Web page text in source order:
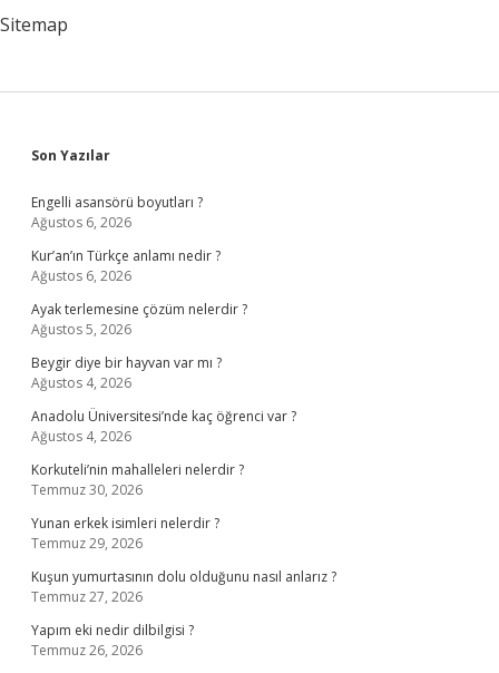
Sitemap
Sidebar
Son Yazılar
Engelli asansörü boyutları ?
Ağustos 6, 2026
Kur’an’ın Türkçe anlamı nedir ?
Ağustos 6, 2026
Ayak terlemesine çözüm nelerdir ?
Ağustos 5, 2026
Beygir diye bir hayvan var mı ?
Ağustos 4, 2026
Anadolu Üniversitesi’nde kaç öğrenci var ?
Ağustos 4, 2026
Korkuteli’nin mahalleleri nelerdir ?
Temmuz 30, 2026
Yunan erkek isimleri nelerdir ?
Temmuz 29, 2026
Kuşun yumurtasının dolu olduğunu nasıl anlarız ?
Temmuz 27, 2026
Yapım eki nedir dilbilgisi ?
Temmuz 26, 2026